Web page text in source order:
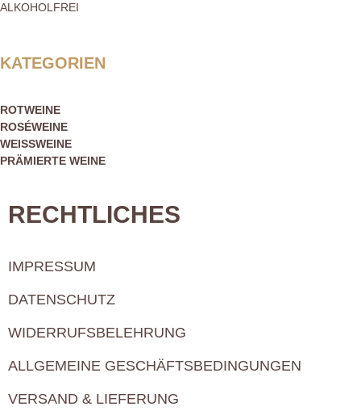
ALKOHOLFREI
KATEGORIEN
ROTWEINE
ROSÉWEINE
WEISSWEINE
PRÄMIERTE WEINE
RECHTLICHES
IMPRESSUM
DATENSCHUTZ
WIDERRUFSBELEHRUNG
ALLGEMEINE GESCHÄFTSBEDINGUNGEN
VERSAND & LIEFERUNG